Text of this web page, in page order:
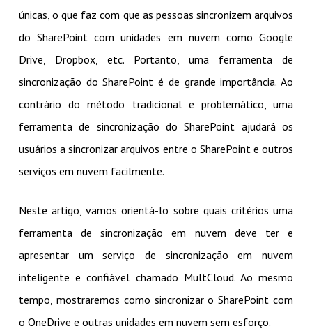
únicas, o que faz com que as pessoas sincronizem arquivos
do SharePoint com unidades em nuvem como Google
Drive, Dropbox, etc. Portanto, uma ferramenta de
sincronização do SharePoint é de grande importância. Ao
contrário do método tradicional e problemático, uma
ferramenta de sincronização do SharePoint ajudará os
usuários a sincronizar arquivos entre o SharePoint e outros
serviços em nuvem facilmente.
Neste artigo, vamos orientá-lo sobre quais critérios uma
ferramenta de sincronização em nuvem deve ter e
apresentar um serviço de sincronização em nuvem
inteligente e confiável chamado MultCloud. Ao mesmo
tempo, mostraremos como sincronizar o SharePoint com
o OneDrive e outras unidades em nuvem sem esforço.